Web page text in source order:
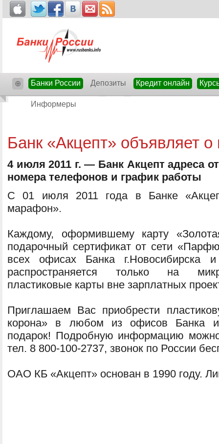
⊕ Банки России Депозиты Кредит онлайн
Информеры
Банк «Акцепт» объявляет
4 июля 2011 г. — Банк Акцепт адреса
номера телефонов и график работы
С 01 июля 2011 года в Банке
марафон».
Каждому, оформившему карту
подарочный сертификат от сети
всех офисах Банка г.Новосибирска
распространяется только на
пластиковые карты вне зарплатных
Приглашаем Вас приобрести
корона» в любом из офисов Банка и
подарок! Подробную информацию
тел. 8 800-100-2737, звонок по России
ОАО КБ «Акцепт» основан в 1990 году.